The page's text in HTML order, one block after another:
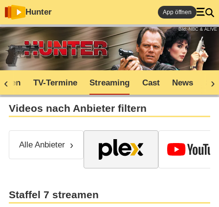
Hunter App öffnen
Bild: NBC & AL!VE
TV-Termine Streaming Cast News
Videos nach Anbieter filtern
Alle Anbieter
Staffel 7 streamen